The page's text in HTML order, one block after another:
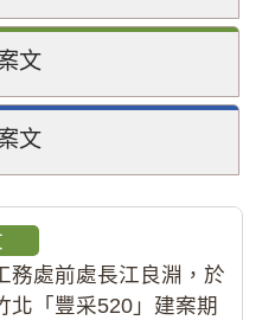
文
文
務處前處長江良淵，於
北「豐采520」建案期